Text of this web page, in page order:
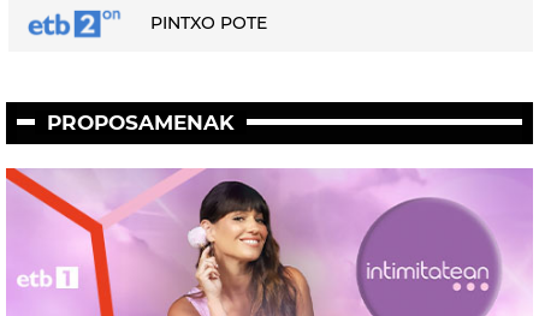
PINTXO POTE
PROPOSAMENAK